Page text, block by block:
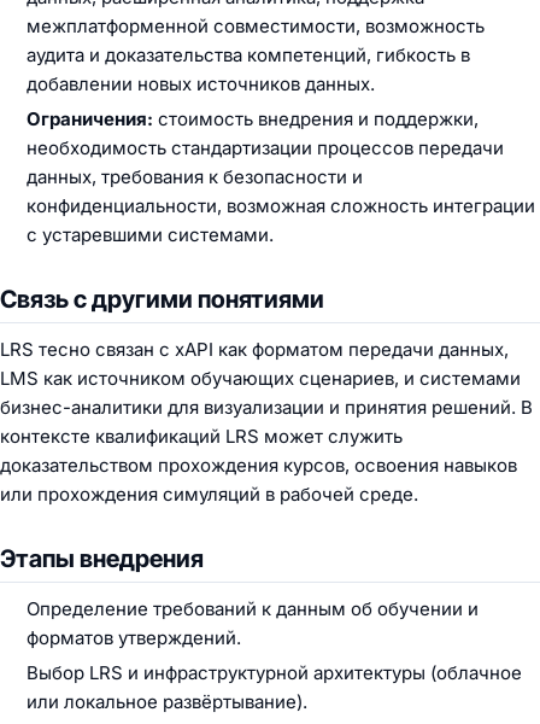
межплатформенной совместимости, возможность
аудита и доказательства компетенций, гибкость в
добавлении новых источников данных.
Ограничения: стоимость внедрения и поддержки,
необходимость стандартизации процессов передачи
данных, требования к безопасности и
конфиденциальности, возможная сложность интеграции
с устаревшими системами.
Связь с другими понятиями
LRS тесно связан с xAPI как форматом передачи данных,
LMS как источником обучающих сценариев, и системами
бизнес-аналитики для визуализации и принятия решений. В
контексте квалификаций LRS может служить
доказательством прохождения курсов, освоения навыков
или прохождения симуляций в рабочей среде.
Этапы внедрения
Определение требований к данным об обучении и
форматов утверждений.
Выбор LRS и инфраструктурной архитектуры (облачное
или локальное развёртывание).